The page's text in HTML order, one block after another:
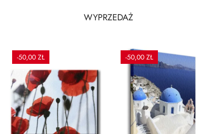
WYPRZEDAŻ
-50,00 ZŁ -50,00 ZŁ